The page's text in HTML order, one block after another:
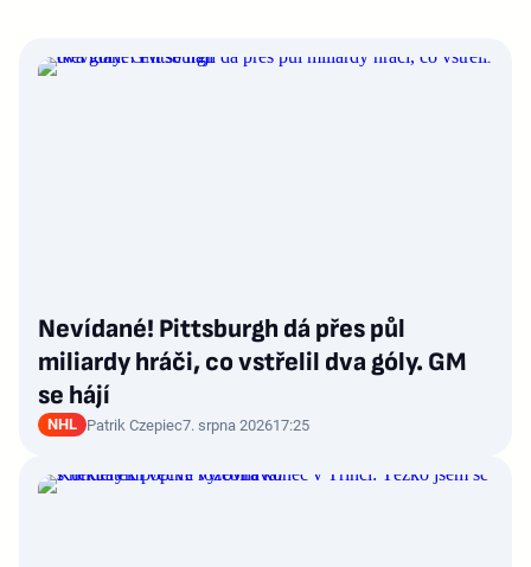
Nevídané! Pittsburgh dá přes půl
miliardy hráči, co vstřelil dva góly. GM
se hájí
NHL Patrik Czepiec7. srpna 202617:25